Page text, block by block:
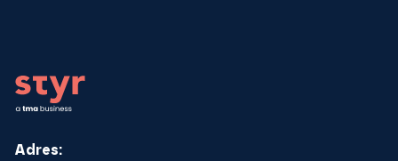
Footer
Adres: